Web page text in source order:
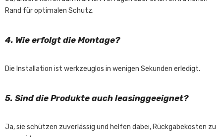
Rand für optimalen Schutz.
4. Wie erfolgt die Montage?
Die Installation ist werkzeuglos in wenigen Sekunden erledigt.
5. Sind die Produkte auch leasinggeeignet?
Ja, sie schützen zuverlässig und helfen dabei, Rückgabekosten zu